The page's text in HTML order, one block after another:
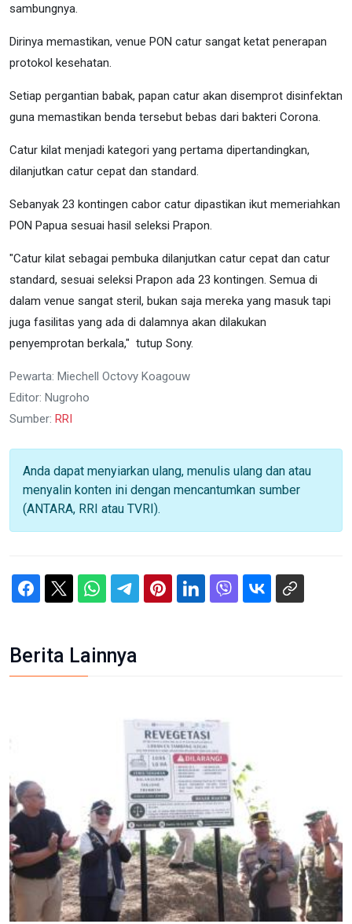
sambungnya.
Dirinya memastikan, venue PON catur sangat ketat penerapan
protokol kesehatan.
Setiap pergantian babak, papan catur akan disemprot disinfektan
guna memastikan benda tersebut bebas dari bakteri Corona.
Catur kilat menjadi kategori yang pertama dipertandingkan,
dilanjutkan catur cepat dan standard.
Sebanyak 23 kontingen cabor catur dipastikan ikut memeriahkan
PON Papua sesuai hasil seleksi Prapon.
"Catur kilat sebagai pembuka dilanjutkan catur cepat dan catur
standard, sesuai seleksi Prapon ada 23 kontingen. Semua di
dalam venue sangat steril, bukan saja mereka yang masuk tapi
juga fasilitas yang ada di dalamnya akan dilakukan
penyemprotan berkala," tutup Sony.
Pewarta: Miechell Octovy Koagouw
Editor: Nugroho
Sumber: RRI
Anda dapat menyiarkan ulang, menulis ulang dan atau
menyalin konten ini dengan mencantumkan sumber
(ANTARA, RRI atau TVRI).
Berita Lainnya